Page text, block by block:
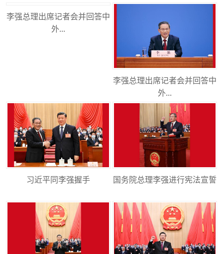
李强总理出席记者会并回答中
外...
李强总理出席记者会并回答中
外...
习近平同李强握手 国务院总理李强进行宪法宣誓